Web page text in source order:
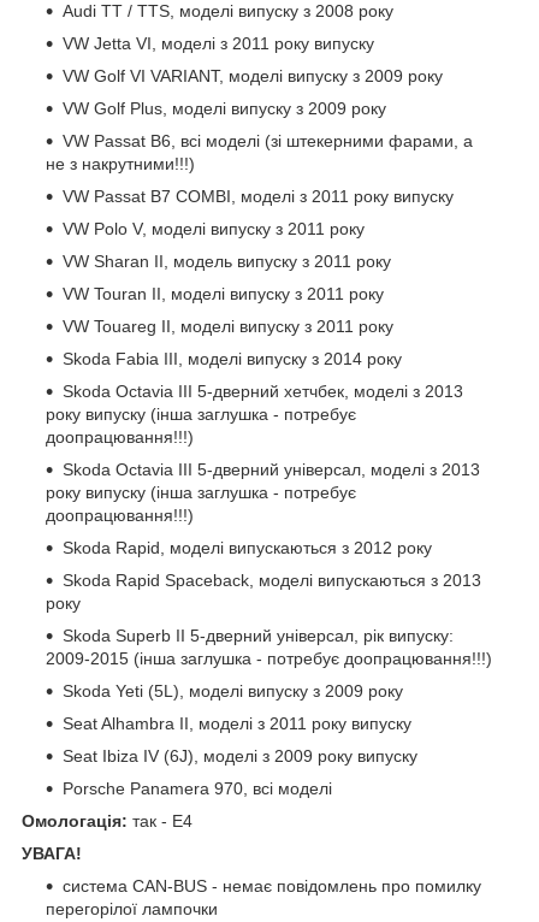
Audi TT / TTS, моделі випуску з 2008 року
VW Jetta VI, моделі з 2011 року випуску
VW Golf VI VARIANT, моделі випуску з 2009 року
VW Golf Plus, моделі випуску з 2009 року
VW Passat B6, всі моделі (зі штекерними фарами, а
не з накрутними!!!)
VW Passat B7 COMBI, моделі з 2011 року випуску
VW Polo V, моделі випуску з 2011 року
VW Sharan II, модель випуску з 2011 року
VW Touran II, моделі випуску з 2011 року
VW Touareg II, моделі випуску з 2011 року
Skoda Fabia III, моделі випуску з 2014 року
Skoda Octavia III 5-дверний хетчбек, моделі з 2013
року випуску (інша заглушка - потребує
доопрацювання!!!)
Skoda Octavia III 5-дверний універсал, моделі з 2013
року випуску (інша заглушка - потребує
доопрацювання!!!)
Skoda Rapid, моделі випускаються з 2012 року
Skoda Rapid Spaceback, моделі випускаються з 2013
року
Skoda Superb II 5-дверний універсал, рік випуску:
2009-2015 (інша заглушка - потребує доопрацювання!!!)
Skoda Yeti (5L), моделі випуску з 2009 року
Seat Alhambra II, моделі з 2011 року випуску
Seat Ibiza IV (6J), моделі з 2009 року випуску
Porsche Panamera 970, всі моделі
Омологація: так - E4
УВАГА!
система CAN-BUS - немає повідомлень про помилку
перегорілої лампочки